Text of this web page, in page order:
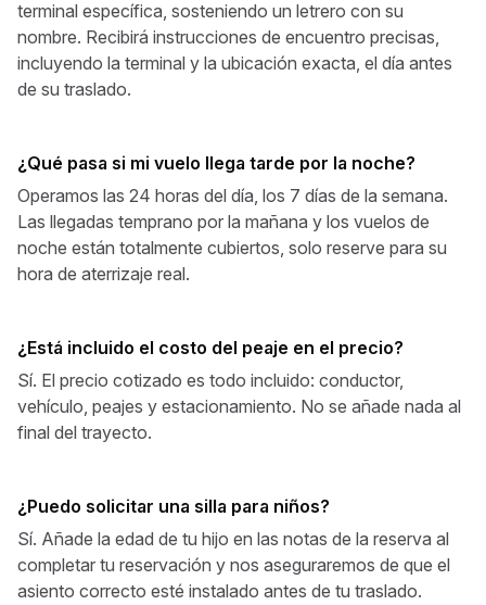
terminal específica, sosteniendo un letrero con su
nombre. Recibirá instrucciones de encuentro precisas,
incluyendo la terminal y la ubicación exacta, el día antes
de su traslado.
¿Qué pasa si mi vuelo llega tarde por la noche?
Operamos las 24 horas del día, los 7 días de la semana.
Las llegadas temprano por la mañana y los vuelos de
noche están totalmente cubiertos, solo reserve para su
hora de aterrizaje real.
¿Está incluido el costo del peaje en el precio?
Sí. El precio cotizado es todo incluido: conductor,
vehículo, peajes y estacionamiento. No se añade nada al
final del trayecto.
¿Puedo solicitar una silla para niños?
Sí. Añade la edad de tu hijo en las notas de la reserva al
completar tu reservación y nos aseguraremos de que el
asiento correcto esté instalado antes de tu traslado.